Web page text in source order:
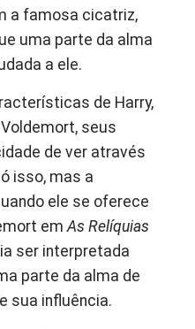
a famosa cicatriz,
uma parte da alma
a ele.
de Harry,
seus
de ver através
isso, mas a
ele se oferece
emAs Relíquias
ser interpretada
parte da alma de
sua influência.